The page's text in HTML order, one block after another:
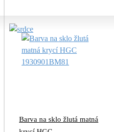
Barva na sklo žlutá matná